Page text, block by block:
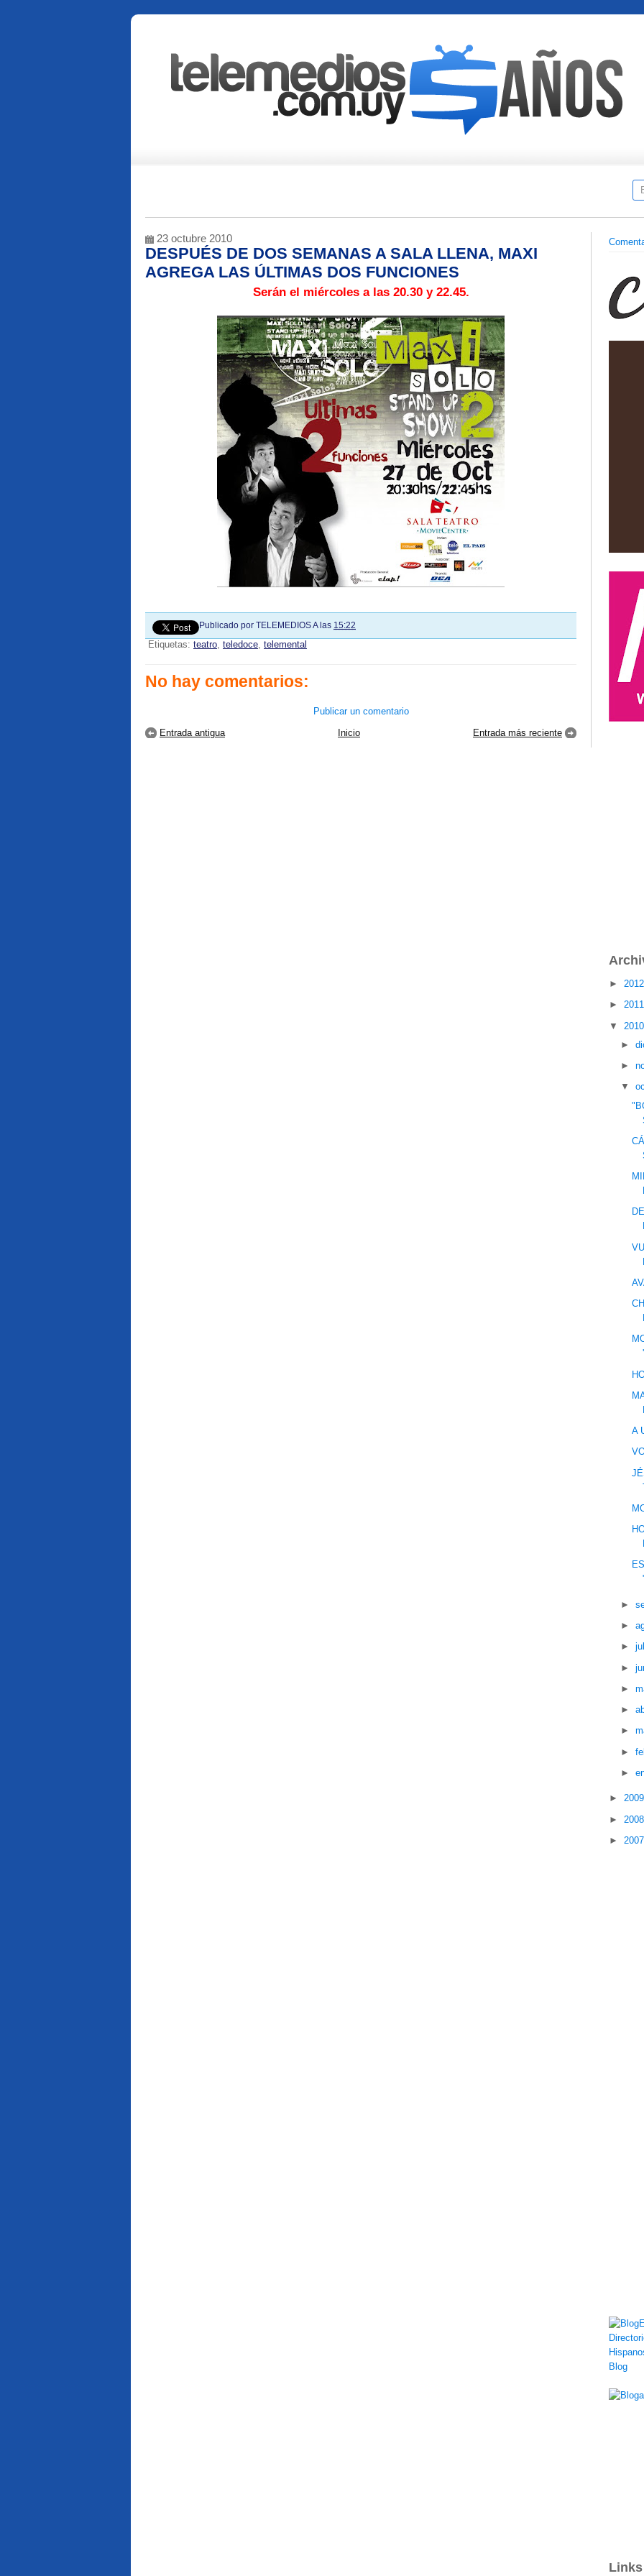
23 octubre 2010
DESPUÉS DE DOS SEMANAS A SALA LLENA, MAXI
AGREGA LAS ÚLTIMAS DOS FUNCIONES
Serán el miércoles a las 20.30 y 22.45.
Publicado por TELEMEDIOSA las 15:22
Etiquetas: teatro, teledoce, telemental
No hay comentarios:
Publicar un comentario
Entrada más reciente
Entrada antigua Inicio
►
►
▼
►
►
▼
A
►
►
►
►
►
►
►
►
►
►
►
►
Links